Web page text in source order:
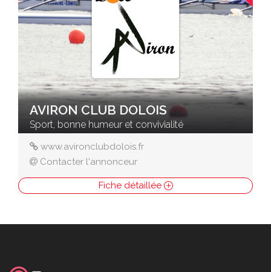
AVIRON CLUB DOLOIS
Sport, bonne humeur et convivialité
www.avironclubdolois.fr
Contacter l'annonceur
Fiche détaillée